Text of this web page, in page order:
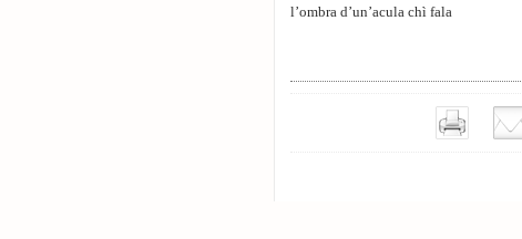
l’ombra d’un’acula chì fala